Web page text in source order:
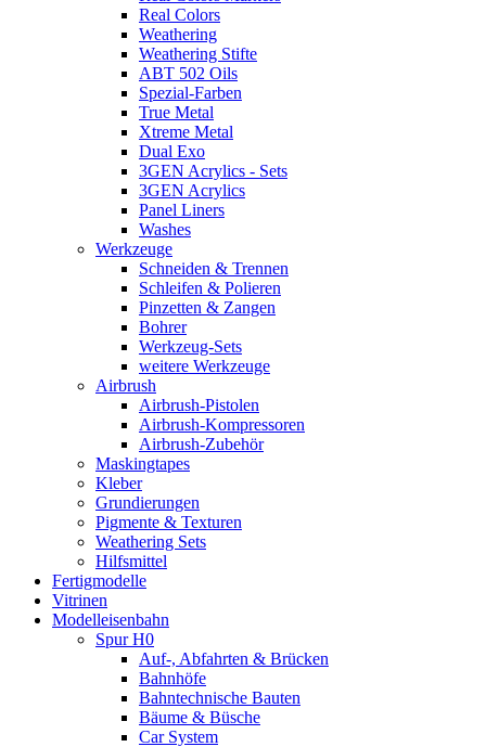
Real Colors
Weathering
Weathering Stifte
ABT 502 Oils
Spezial-Farben
True Metal
Xtreme Metal
Dual Exo
3GEN Acrylics - Sets
3GEN Acrylics
Panel Liners
Washes
Werkzeuge
Schneiden & Trennen
Schleifen & Polieren
Pinzetten & Zangen
Bohrer
Werkzeug-Sets
weitere Werkzeuge
Airbrush
Airbrush-Pistolen
Airbrush-Kompressoren
Airbrush-Zubehör
Maskingtapes
Kleber
Grundierungen
Pigmente & Texturen
Weathering Sets
Hilfsmittel
Fertigmodelle
Vitrinen
Modelleisenbahn
Spur H0
Auf-, Abfahrten & Brücken
Bahnhöfe
Bahntechnische Bauten
Bäume & Büsche
Car System